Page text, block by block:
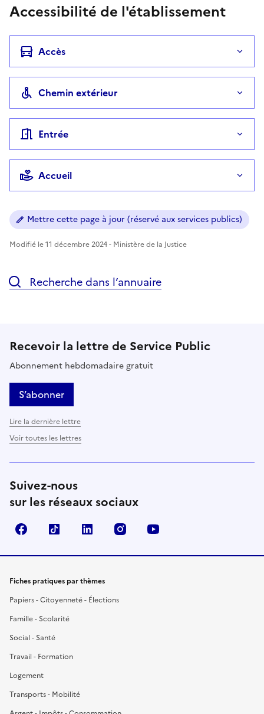
Accessibilité de l'établissement
Accès
Chemin extérieur
Entrée
Accueil
Mettre cette page à jour (réservé aux services publics)
Modifié le 11 décembre 2024 - Ministère de la Justice
Recherche dans l’annuaire
Recevoir la lettre de Service Public
Abonnement hebdomadaire gratuit
S’abonner
Lire la dernière lettre
Voir toutes les lettres
Suivez-nous
sur les réseaux sociaux
FacebookTikTok LinkedIn Instagram
Fiches pratiques par thèmes
Papiers - Citoyenneté - Élections
Famille - Scolarité
Social - Santé
Travail - Formation
Logement
Transports - Mobilité